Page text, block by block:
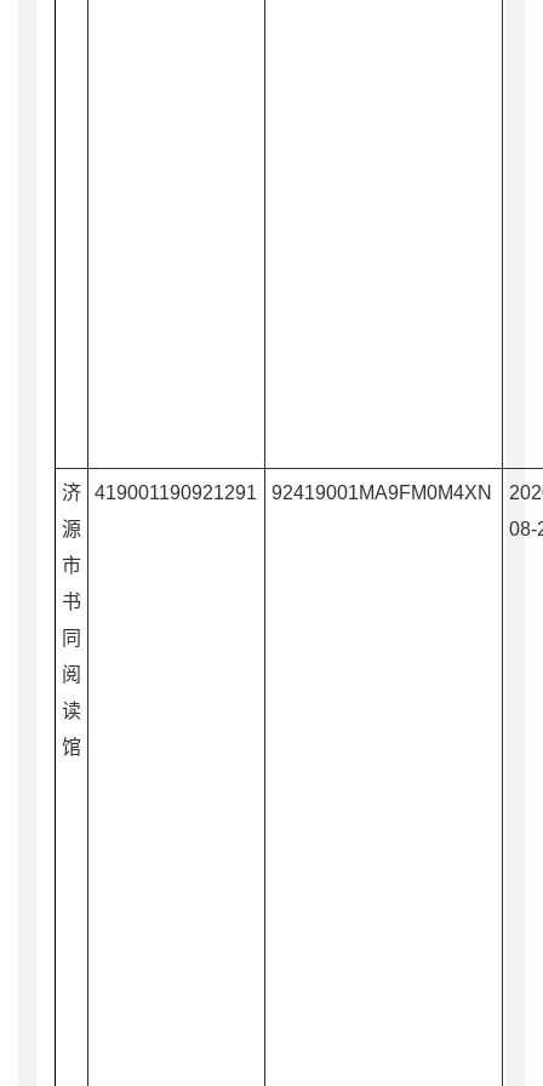
济
源
市
书
同
阅
读
馆
419001190921291 92419001MA9FM0M4XN
08-